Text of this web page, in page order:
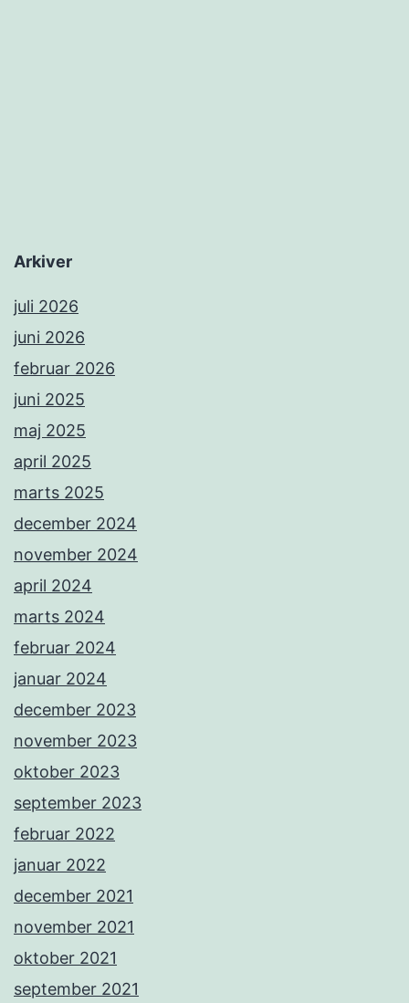
Arkiver
juli 2026
juni 2026
februar 2026
juni 2025
maj 2025
april 2025
marts 2025
december 2024
november 2024
april 2024
marts 2024
februar 2024
januar 2024
december 2023
november 2023
oktober 2023
september 2023
februar 2022
januar 2022
december 2021
november 2021
oktober 2021
september 2021